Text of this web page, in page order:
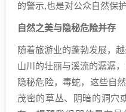
的警示,也是对公众自然保
自然之美与隐秘危险并存
随着旅游业的蓬勃发展，
山川的壮丽与溪流的潺潺
隐秘危险，毒蛇，这些自
茂密的草丛、阴暗的洞穴